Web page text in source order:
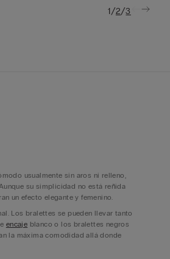
1/2/3
usualmente sin aros ni relleno,
su simplicidad no está reñida
un efecto elegante y femenino.
Los bralettes se pueden llevar tanto
encaje blanco o los bralettes negros
la máxima comodidad allá donde